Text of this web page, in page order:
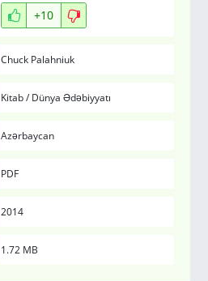
+10
Chuck Palahniuk
Kitab/Dünya Ədəbiyyatı
Azərbaycan
PDF
2014
1.72 MB